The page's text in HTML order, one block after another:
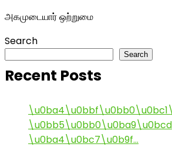
அகமுடையார் ஒற்றுமை
Search
Search
Recent Posts
\u0bb5\u0bb0\u0ba9\u0bcd
\u0ba4\u0bc7\u0b9f…